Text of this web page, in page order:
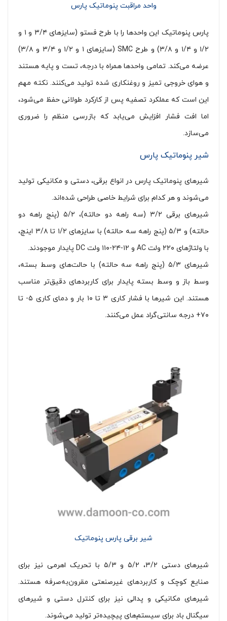
واحد مراقبت پنوماتیک پارس
پارس پنوماتیک این واحدها را با طرح فستو (سایزهای ۳/۴ و ۱ و
۱/۲ و ۱/۴ و ۳/۸) و طرح SMC (سایزهای ۱ و ۱/۲ و ۳/۴ و ۳/۸)
عرضه می‌کند. تمامی واحدها همراه با درجه، تست و پایه هستند
و هوای خروجی تمیز و روغنکاری شده تولید می‌کنند. نکته مهم
این است که عملکرد تصفیه پس از کارکرد طولانی حفظ می‌شود،
اما افت فشار افزایش می‌یابد که بازرسی منظم را ضروری
می‌سازد.
شیر پنوماتیک پارس
شیرهای پنوماتیک پارس در انواع برقی، دستی و مکانیکی تولید
می‌شوند و هر کدام برای شرایط خاصی طراحی شده‌اند.
شیرهای برقی ۳/۲ (سه راهه دو حالته)، ۵/۲ (پنج راهه دو
حالته) و ۵/۳ (پنج راهه سه حالته) با سایزهای ۱/۲ تا ۳/۸ اینچ،
با ولتاژهای ۲۲۰ ولت AC و ۱۲-۲۴-۱۱۰ ولت DC پایدار موجودند.
شیرهای ۵/۳ (پنج راهه سه حالته) با حالت‌های وسط بسته،
وسط باز و وسط بسته پایدار برای کاربردهای دقیق‌تر مناسب
هستند. این شیرها با فشار کاری ۳ تا ۱۰ بار و دمای کاری ۵- تا
۷۰+ درجه سانتی‌گراد عمل می‌کنند.
شیر برقی پارس پنوماتیک
شیرهای دستی ۳/۲، ۵/۲ و ۵/۳ با تحریک اهرمی نیز برای
صنایع کوچک و کاربردهای غیرصنعتی مقرون‌به‌صرفه هستند.
شیرهای مکانیکی و پدالی نیز برای کنترل دستی و شیرهای
سیگنال باد برای سیستم‌های پیچیده‌تر تولید می‌شوند.